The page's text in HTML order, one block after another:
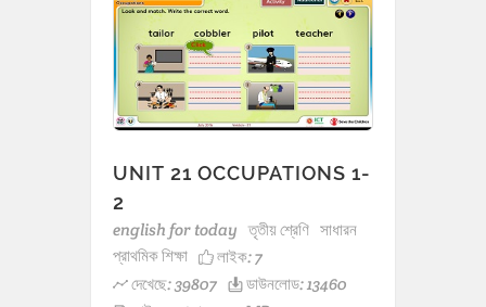
UNIT 21 OCCUPATIONS 1-
2
english for today তৃতীয় শ্রেণি সাধারন
প্রাথমিক শিক্ষা
লাইক:7
দেখেছে: 39807
ডাউনলোড: 13460